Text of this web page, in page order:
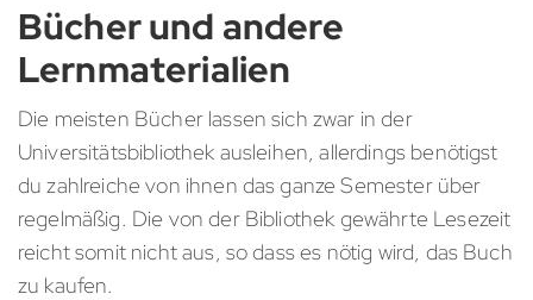
Bücher und andere
Lernmaterialien
Die meisten Bücher lassen sich zwar in der
Universitätsbibliothek ausleihen, allerdings benötigst
du zahlreiche von ihnen das ganze Semester über
regelmäßig. Die von der Bibliothek gewährte Lesezeit
reicht somit nicht aus, so dass es nötig wird, das Buch
zu kaufen.